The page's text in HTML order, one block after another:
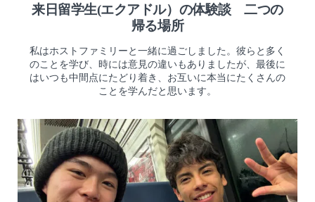
来日留学生(エクアドル）の体験談 二つの
帰る場所
私はホストファミリーと一緒に過ごしました。彼らと多く
のことを学び、時には意見の違いもありましたが、最後に
はいつも中間点にたどり着き、お互いに本当にたくさんの
ことを学んだと思います。